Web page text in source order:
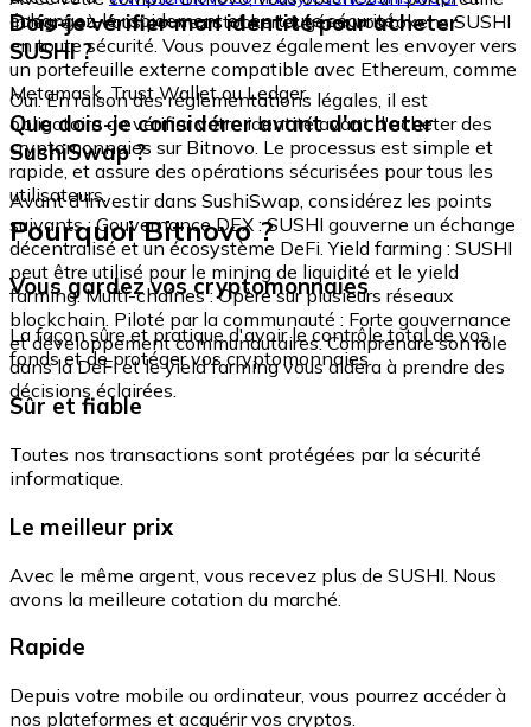
échangez-le rapidement et en toute sécurité.
intégré où vous pouvez stocker et gérer vos tokens SUSHI
en toute sécurité. Vous pouvez également les envoyer vers
un portefeuille externe compatible avec Ethereum, comme
Metamask, Trust Wallet ou Ledger.
Dois-je vérifier mon identité pour acheter
SUSHI ?
Oui. En raison des réglementations légales, il est
obligatoire de vérifier votre identité avant d'acheter des
cryptomonnaies sur Bitnovo. Le processus est simple et
rapide, et assure des opérations sécurisées pour tous les
utilisateurs.
Que dois-je considérer avant d'acheter
SushiSwap ?
Avant d'investir dans SushiSwap, considérez les points
suivants : Gouvernance DEX : SUSHI gouverne un échange
décentralisé et un écosystème DeFi. Yield farming : SUSHI
peut être utilisé pour le mining de liquidité et le yield
farming. Multi-chaînes : Opère sur plusieurs réseaux
blockchain. Piloté par la communauté : Forte gouvernance
et développement communautaires. Comprendre son rôle
dans la DeFi et le yield farming vous aidera à prendre des
décisions éclairées.
Pourquoi Bitnovo ?
Vous gardez vos cryptomonnaies
La façon sûre et pratique d'avoir le contrôle total de vos
fonds et de protéger vos cryptomonnaies.
Sûr et fiable
Toutes nos transactions sont protégées par la sécurité
informatique.
Le meilleur prix
Avec le même argent, vous recevez plus de SUSHI. Nous
avons la meilleure cotation du marché.
Rapide
Depuis votre mobile ou ordinateur, vous pourrez accéder à
nos plateformes et acquérir vos cryptos.